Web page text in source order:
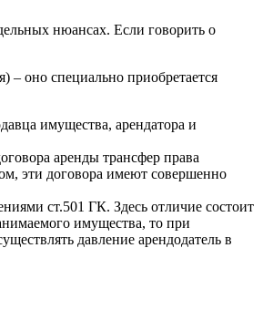
нюансах. Если говорить о
– оно специально приобретается
имущества, арендатора и
аренды трансфер права
эти договора имеют совершенно
ст.501 ГК. Здесь отличие состоит
имущества, то при
давление арендодатель в